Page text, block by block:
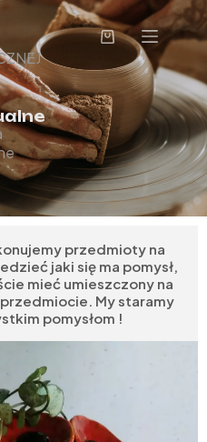
przedmioty na
jaki się ma pomysł,
mieć umieszczony na
My staramy
pomysłom !